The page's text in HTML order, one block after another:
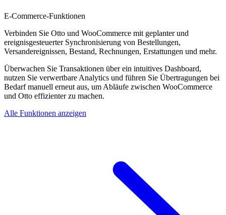
E-Commerce-Funktionen
Verbinden Sie Otto und WooCommerce mit geplanter und
ereignisgesteuerter Synchronisierung von Bestellungen,
Versandereignissen, Bestand, Rechnungen, Erstattungen und mehr.
Überwachen Sie Transaktionen über ein intuitives Dashboard,
nutzen Sie verwertbare Analytics und führen Sie Übertragungen bei
Bedarf manuell erneut aus, um Abläufe zwischen WooCommerce
und Otto effizienter zu machen.
Alle Funktionen anzeigen